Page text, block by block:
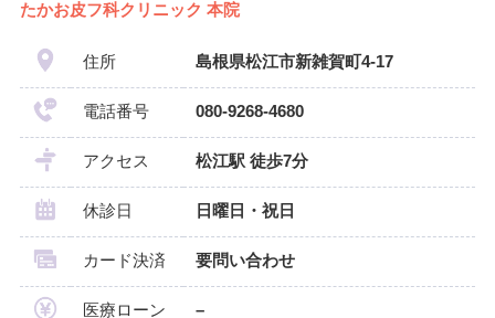
たかお皮フ科クリニック 本院
住所 島根県松江市新雑賀町4-17
電話番号 080-9268-4680
アクセス 松江駅 徒歩7分
休診日 日曜日・祝日
カード決済 要問い合わせ
医療ローン –